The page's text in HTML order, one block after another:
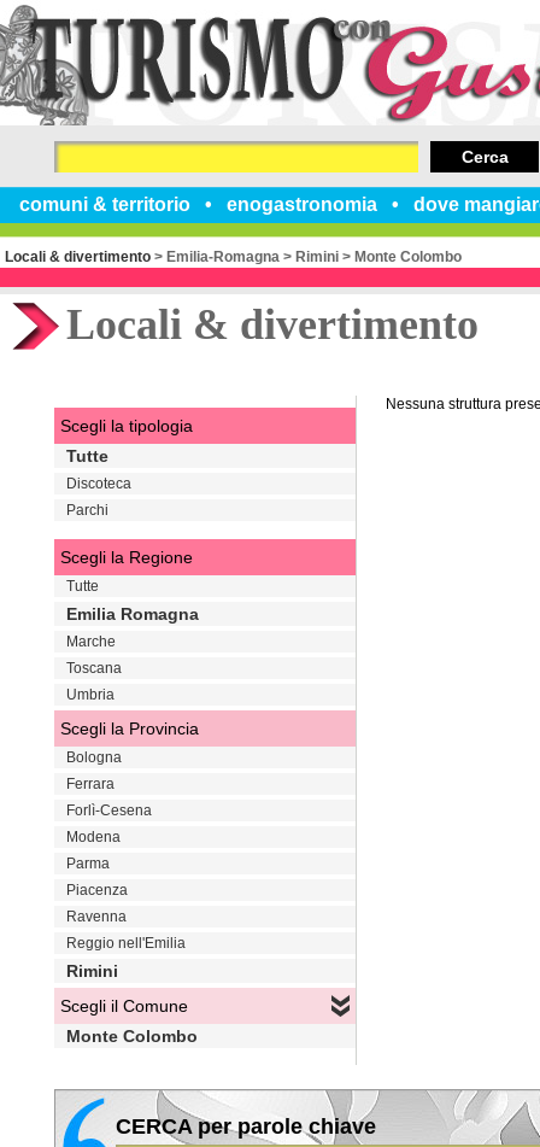
comuni & territorio enogastronomia dove
Cerca
Locali & divertimento > Emilia-Romagna > Rimini > Monte Colombo
Locali & divertimento
Nessuna struttura
Scegli la tipologia
Tutte
Discoteca
Parchi
Scegli la Regione
Tutte
Emilia Romagna
Marche
Toscana
Umbria
Scegli la Provincia
Bologna
Ferrara
Forlì-Cesena
Modena
Parma
Piacenza
Ravenna
Reggio nell'Emilia
Rimini
Scegli il Comune
Monte Colombo
CERCA per parole chiave